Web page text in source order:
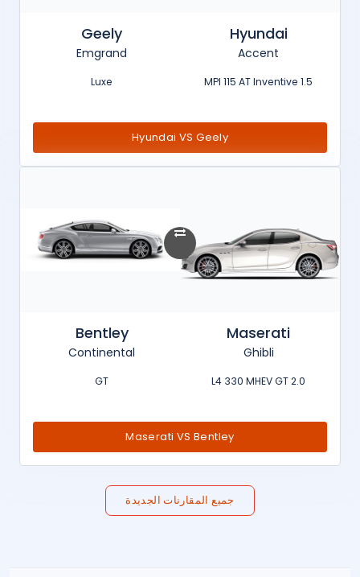
Hyundai
Accent
1.5 MPI 115 AT Inventive
Geely
Emgrand
Luxe
Hyundai VS Geely
Maserati
Ghibli
2.0 L4 330 MHEV GT
Bentley
Continental
GT
Maserati VS Bentley
جميع المقارنات الجديدة